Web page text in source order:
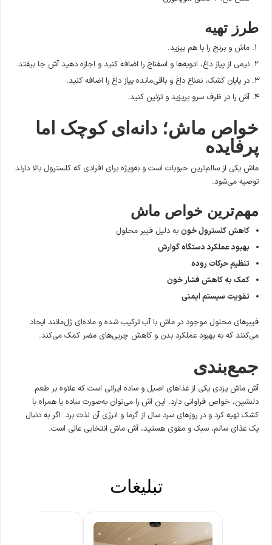
طرز تهیه
ماش و برنج را با هم بپزید.
نیمی از پیاز داغ، ادویه‌ها و اسفناج را اضافه کنید و اجازه دهید آش جا بیفتد.
در پایان کشک، نعناع داغ و باقی‌مانده پیاز داغ را اضافه کنید.
آش را در ظرف سرو بریزید و تزئین کنید.
خواص ماش؛ دانه‌ای کوچک اما
پرفایده
ماش یکی از سالم‌ترین حبوبات است و به‌ویژه برای افرادی که کلسترول بالا دارند
توصیه می‌شود.
مهم‌ترین خواص ماش
کاهش کلسترول خون به دلیل فیبر محلول
بهبود عملکرد دستگاه گوارش
تنظیم حرکات روده
کمک به کاهش فشار خون
تقویت سیستم ایمنی
فیبرهای محلول موجود در ماش با آب ترکیب شده و ماده‌ای ژل‌مانند ایجاد
می‌کنند که به بهبود عملکرد بدن و کاهش چربی‌های مضر کمک می‌کند.
جمع‌بندی
آش ماش یزدی یکی از غذاهای اصیل و ساده ایرانی است که علاوه بر طعم
دلنشین، خواص فراوانی دارد. این آش را می‌توان به‌صورت ساده یا همراه با
کشک تهیه کرد و در روزهای سرد سال از گرما و انرژی آن لذت برد. اگر به دنبال
یک غذای سالم، سبک و مقوی هستید، آش ماش انتخابی عالی است.
تبلیغات